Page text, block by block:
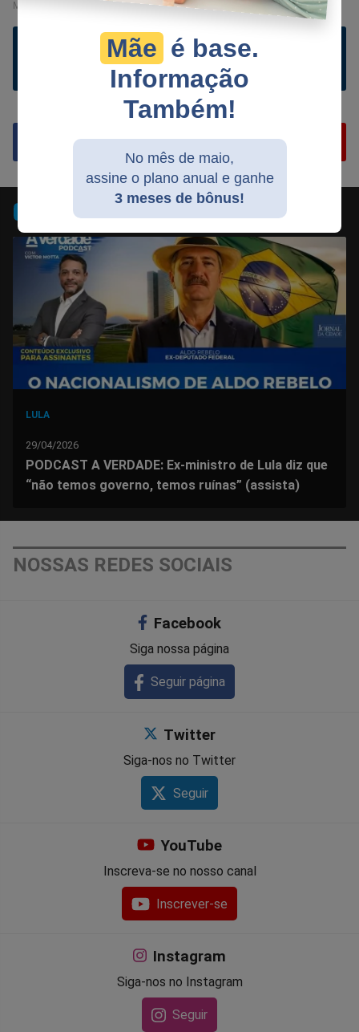
Mãe é base.
Informação
Também!
No mês de maio,
assine o plano anual e ganhe
3 meses de bônus!
Ler comentários e comentar
Compartilhar
no
Facebook
Compartilhar
no
Whatsapp
Compartilhar
no
Twitter
Compartilhar
no
Messenger
Compartilhar
no
Telegram
no
Gettr
TV JCO
LULA
29/04/2026
PODCAST A VERDADE: Ex-ministro de Lula diz que
“não temos governo, temos ruínas” (assista)
NOSSAS REDES SOCIAIS
Facebook
Siga nossa página
Seguir página
Twitter
Siga-nos no Twitter
Seguir
YouTube
Inscreva-se no nosso canal
Inscrever-se
Instagram
Siga-nos no Instagram
Seguir